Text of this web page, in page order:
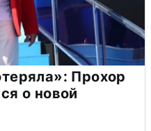
Прохор
о новой